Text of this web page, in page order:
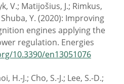
V.; Matijošius, J.; Rimkus,
Y. (2020): Improving
engines applying the
regulation. Energies
10.3390/en13051076
H.-J.; Cho, S.-J.; Lee, S.-D.;